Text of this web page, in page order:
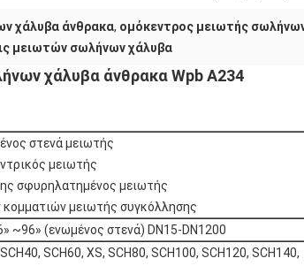
χάλυβα άνθρακα, ομόκεντρος μειωτής
μειωτών σωλήνων χάλυβα
χάλυβα άνθρακα Wpb A234
στενά μειωτής
μειωτής
σφυρηλατημένος μειωτής
μειωτής συγκόλλησης
~96» (ενωμένος στενά) DN15-DN1200
SCH60, XS, SCH80, SCH100, SCH120, SCH140,